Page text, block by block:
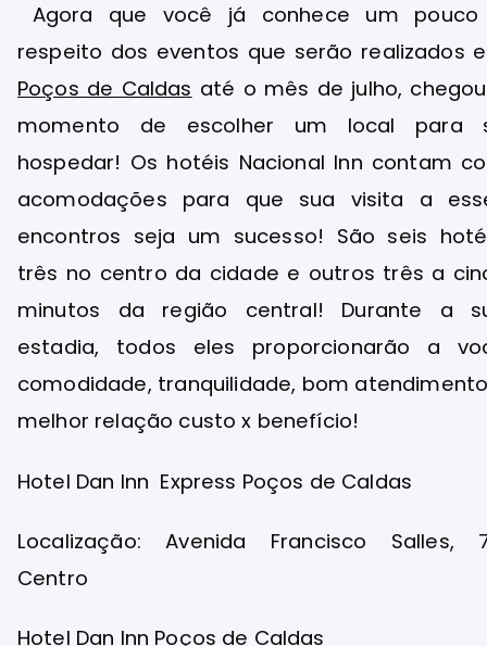
Agora que você já conhece um
respeito dos eventos que serão realizados
Poços de Caldas até o mês de julho,
momento de escolher um local para
hospedar! Os hotéis Nacional Inn contam
acomodações para que sua visita a
encontros seja um sucesso! São seis
três no centro da cidade e outros três a
minutos da região central! Durante a
estadia, todos eles proporcionarão a
comodidade, tranquilidade, bom
melhor relação custo x benefício!
Hotel Dan Inn Express Poços de Caldas
Localização: Avenida Francisco Salles,
Centro
Hotel Dan Inn Poços de Caldas